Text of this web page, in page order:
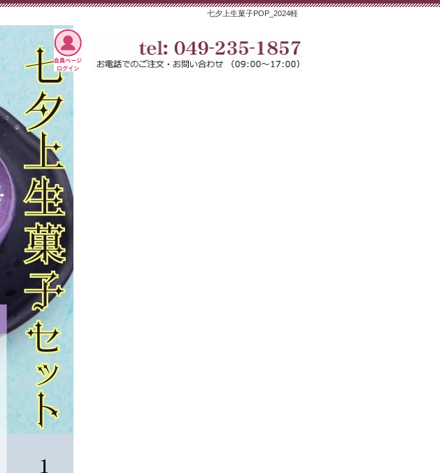
七夕上生菓子POP_2024軽